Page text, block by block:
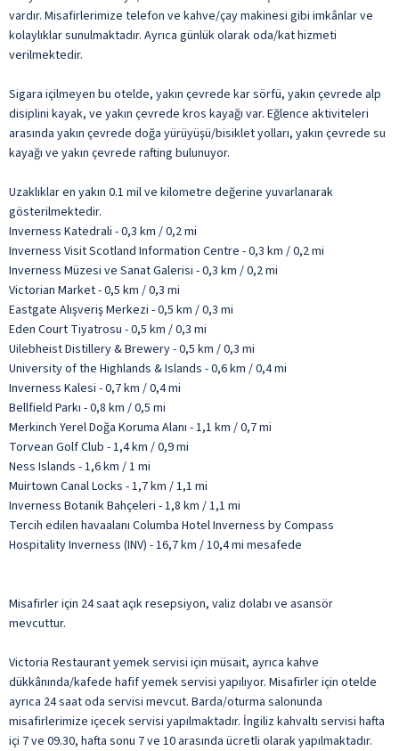
vardır. Misafirlerimize telefon ve kahve/çay makinesi gibi imkânlar ve
kolaylıklar sunulmaktadır. Ayrıca günlük olarak oda/kat hizmeti
verilmektedir.
Sigara içilmeyen bu otelde, yakın çevrede kar sörfü, yakın çevrede alp
disiplini kayak, ve yakın çevrede kros kayağı var. Eğlence aktiviteleri
arasında yakın çevrede doğa yürüyüşü/bisiklet yolları, yakın çevrede su
kayağı ve yakın çevrede rafting bulunuyor.
Uzaklıklar en yakın 0.1 mil ve kilometre değerine yuvarlanarak
gösterilmektedir.
Inverness Katedrali - 0,3 km / 0,2 mi
Inverness Visit Scotland Information Centre - 0,3 km / 0,2 mi
Inverness Müzesi ve Sanat Galerisi - 0,3 km / 0,2 mi
Victorian Market - 0,5 km / 0,3 mi
Eastgate Alışveriş Merkezi - 0,5 km / 0,3 mi
Eden Court Tiyatrosu - 0,5 km / 0,3 mi
Uilebheist Distillery & Brewery - 0,5 km / 0,3 mi
University of the Highlands & Islands - 0,6 km / 0,4 mi
Inverness Kalesi - 0,7 km / 0,4 mi
Bellfield Parkı - 0,8 km / 0,5 mi
Merkinch Yerel Doğa Koruma Alanı - 1,1 km / 0,7 mi
Torvean Golf Club - 1,4 km / 0,9 mi
Ness Islands - 1,6 km / 1 mi
Muirtown Canal Locks - 1,7 km / 1,1 mi
Inverness Botanik Bahçeleri - 1,8 km / 1,1 mi
Tercih edilen havaalanı Columba Hotel Inverness by Compass
Hospitality Inverness (INV) - 16,7 km / 10,4 mi mesafede
Misafirler için 24 saat açık resepsiyon, valiz dolabı ve asansör
mevcuttur.
Victoria Restaurant yemek servisi için müsait, ayrıca kahve
dükkânında/kafede hafif yemek servisi yapılıyor. Misafirler için otelde
ayrıca 24 saat oda servisi mevcut. Barda/oturma salonunda
misafirlerimize içecek servisi yapılmaktadır. İngiliz kahvaltı servisi hafta
içi 7 ve 09.30, hafta sonu 7 ve 10 arasında ücretli olarak yapılmaktadır.